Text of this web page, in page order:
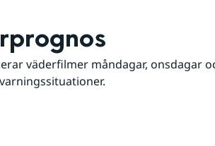
väderfilmer måndagar, onsdagar